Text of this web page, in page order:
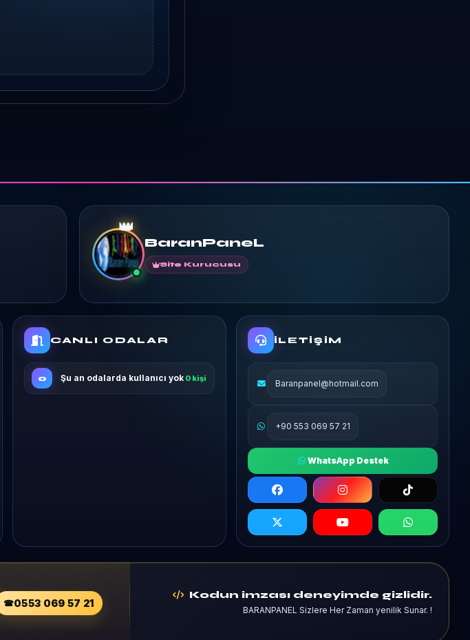
👑
BaranPaneL
Site Kurucusu
CANLI ODALAR
0 Şu an odalarda kullanıcı yok 0 kişi
İLETIŞIM
Baranpanel@hotmail.com
+90 553 069 57 21
WhatsApp Destek
0553 069 57 21
Kodun imzası deneyimde gizlidir.
BARANPANEL Sizlere Her Zaman yenilik Sunar. !